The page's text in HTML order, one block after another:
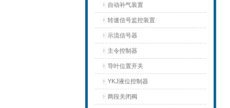
自动补气装置
转速信号监控装置
示流信号器
主令控制器
导叶位置开关
YKJ液位控制器
两段关闭阀